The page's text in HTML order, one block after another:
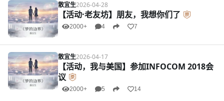
散宜生2026-04-28
【活动·老友坊】朋友，我想你们了
2000+ 4 7
散宜生2026-04-17
【活动，我与美国】参加INFOCOM 2018会
议
2000+ 5 14